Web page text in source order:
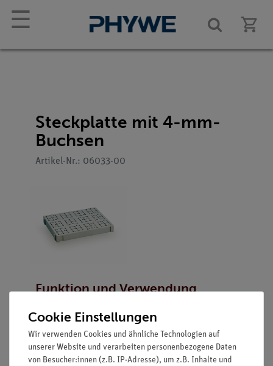
☰
Steckplatte mit 4-mm-
Buchsen
Artikel-Nr.: 06033-00
Funktion und Verwendung
Die Steckplatte dient als Aufbaubasis für
elektrische Schaltungen. Über die 4-mm-Buchsen
können Bauteile und Messgeräte schnell,
übersichtlich und sicher verbunden werden für
Cookie Einstellungen
Wir verwenden Cookies und ähnliche Technologien auf
unserer Website und verarbeiten personenbezogene Daten
von Besucher:innen (z.B. IP-Adresse), um z.B. Inhalte und